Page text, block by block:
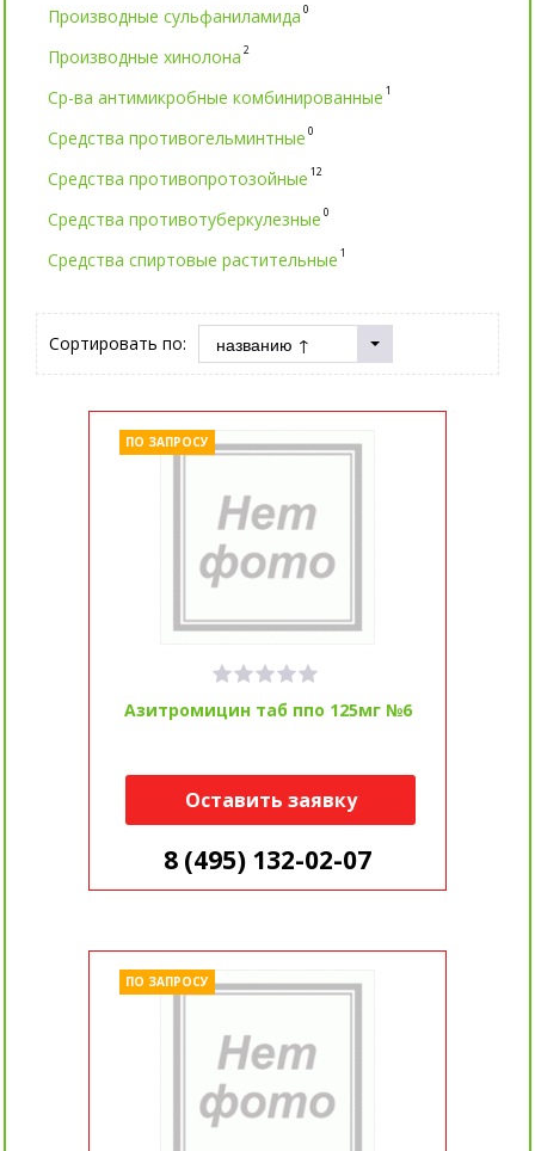
Производные сульфаниламида 0
Производные хинолона 2
Ср-ва антимикробные комбинированные 1
Средства противогельминтные 0
Средства противопротозойные 12
Средства противотуберкулезные 0
Средства спиртовые растительные 1
Сортировать по:
Азитромицин таб ппо 125мг №6
ПО ЗАПРОСУ
Оставить заявку
8 (495) 132-02-07
ПО ЗАПРОСУ